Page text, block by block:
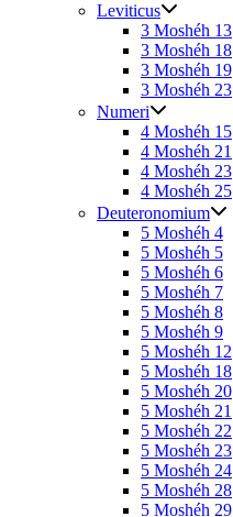
Leviticus
3 Moshéh 13
3 Moshéh 18
3 Moshéh 19
3 Moshéh 23
Numeri
4 Moshéh 15
4 Moshéh 21
4 Moshéh 23
4 Moshéh 25
Deuteronomium
5 Moshéh 4
5 Moshéh 5
5 Moshéh 6
5 Moshéh 7
5 Moshéh 8
5 Moshéh 9
5 Moshéh 12
5 Moshéh 18
5 Moshéh 20
5 Moshéh 21
5 Moshéh 22
5 Moshéh 23
5 Moshéh 24
5 Moshéh 28
5 Moshéh 29